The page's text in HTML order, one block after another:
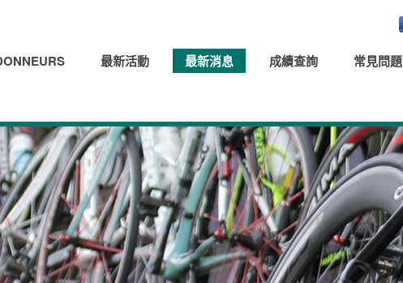
最新活動 最新消息 成績查詢 常見問題